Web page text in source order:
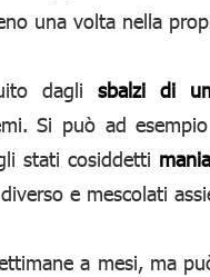
una volta nella
dagli sbalzi di
Si può ad
stati cosiddetti
e mescolati
a mesi, ma